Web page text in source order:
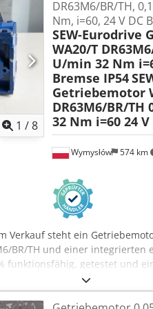
1 /8
Wymysłów 574 km
DR63M6/BR/TH,
Nm, i=60, 24 V DC
SEW-Eurodrive
WA20/T
U/min 32 Nm
Bremse IP54
Getriebemotor
DR63M6/BR/TH
32 Nm i=60 24
Verkauf steht ein
BR/TH und einer integrierten
funktionsfähig, getestet und
und funktioniert einwandfrei.
detailliert dargestellt ist.